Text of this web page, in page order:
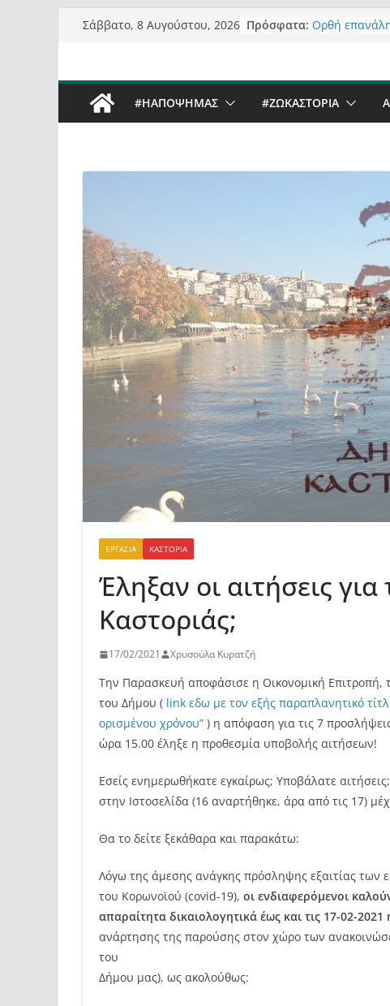
Μετάβαση
Σάββατο, 8 Αυγούστου, 2026 Πρόσφατα: Ορθή
Sky στην
Πόσο σανό να
#ΗΑΠΟΨΗΜΑΣ #ZΩΚΑΣΤΟΡΙΑ
ΕΡΓΑΣΊΑ ΚΑΣΤΟΡΙΆ
Έληξαν οι αιτήσεις
Καστοριάς;
17/02/2021 Χρυσούλα Κυρατζή
Την Παρασκευή αποφάσισε η Οικονομική Επιτροπή,
του Δήμου ( link εδω με τον εξής παραπλανητικό
ορισμένου χρόνου” ) η απόφαση για τις 7
ώρα 15.00 έληξε η προθεσμία υποβολής αιτήσεων!
Εσείς ενημερωθήκατε εγκαίρως; Υποβάλατε
στην Ιστοσελίδα (16 αναρτήθηκε, άρα από τις 17)
Θα το δείτε ξεκάθαρα και παρακάτω:
Λόγω της άμεσης ανάγκης πρόσληψης εξαιτίας των
του Κορωνοϊού (covid-19), οι ενδιαφερόμενοι
απαραίτητα δικαιολογητικά έως και τις 17-02-2021
ανάρτησης της παρούσης στον χώρο των
του
Δήμου μας), ως ακολούθως: